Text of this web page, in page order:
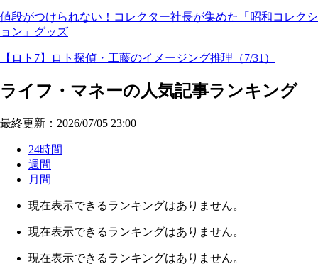
値段がつけられない！コレクター社長が集めた「昭和コレクシ
ョン」グッズ
【ロト7】ロト探偵・工藤のイメージング推理（7/31）
ライフ・マネーの人気記事ランキング
最終更新：2026/07/05 23:00
24時間
週間
月間
現在表示できるランキングはありません。
現在表示できるランキングはありません。
現在表示できるランキングはありません。